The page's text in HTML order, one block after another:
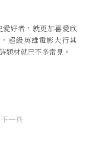
好者，就更加喜愛欣
超級英雄電影大行其
材就已不多常見。
下一頁